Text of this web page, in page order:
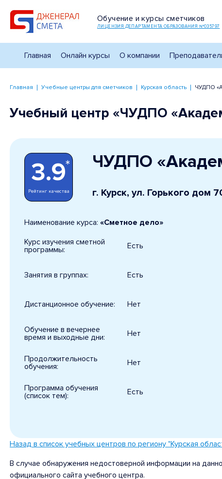
Обучение и курсы сметчиков
ЛИЦЕНЗИЯ ДЕПАРТАМЕНТА ОБРАЗОВАНИЯ №035797
Главная Онлайн курсы О компании
Главная Учебные центры для сметчиков Курская область ЧУДПО
Учебный центр «ЧУДПО
3.9*
Рейтинг качества
ЧУДПО
г. Курск, ул. Горького дом
Наименование курса: «Сметное дело»
Курс изучения сметной
программы:
Есть
Занятия в группах: Есть
Дистанционное обучение: Нет
Обучение в вечернее
время и выходные дни:
Нет
Продолжительность
обучения:
Нет
Программа обучения
(список тем):
Есть
Назад в список учебных центров по региону "Курская
В случае обнаружения недостоверной информации на
официального сайта учебного центра.